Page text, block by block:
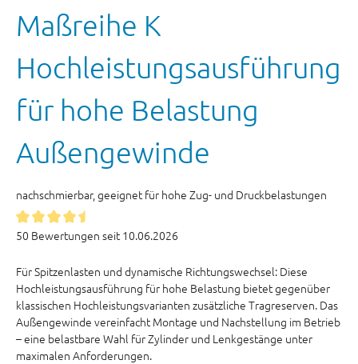
Maßreihe K
Hochleistungsausführung
für hohe Belastung
Außengewinde
nachschmierbar, geeignet für hohe Zug- und Druckbelastungen
50 Bewertungen seit 10.06.2026
Für Spitzenlasten und dynamische Richtungswechsel: Diese
Hochleistungsausführung für hohe Belastung bietet gegenüber
klassischen Hochleistungsvarianten zusätzliche Tragreserven. Das
Außengewinde vereinfacht Montage und Nachstellung im Betrieb
– eine belastbare Wahl für Zylinder und Lenkgestänge unter
maximalen Anforderungen.